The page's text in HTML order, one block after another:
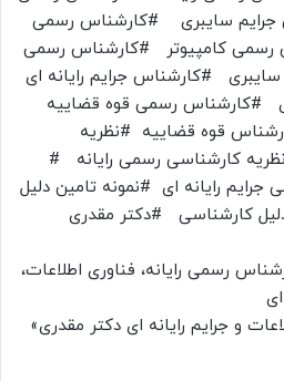
جرایم سایبری #کارشناس رسمی
رسمی کامپیوتر #کارشناس رسمی
#کارشناس جرایم رایانه ای
#کارشناس رسمی قوه قضاییه
قوه قضاییه #نظریه
کارشناسی رسمی رایانه #
رایانه ای #نمونه تامین دلیل
کارشناسی #دکتر مقدری
رسمی رایانه، فناوری اطلاعات،
و جرایم رایانه ای دکتر مقدری»